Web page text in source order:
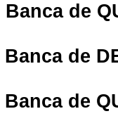
Banca de
Banca de
Banca de